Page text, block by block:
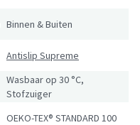
Binnen & Buiten
Antislip Supreme
Wasbaar op 30 °C,
Stofzuiger
OEKO-TEX® STANDARD 100